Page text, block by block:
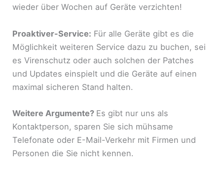
wieder über Wochen auf Geräte verzichten!
Proaktiver-Service: Für alle Geräte gibt es die
Möglichkeit weiteren Service dazu zu buchen, sei
es Virenschutz oder auch solchen der Patches
und Updates einspielt und die Geräte auf einen
maximal sicheren Stand halten.
Weitere Argumente? Es gibt nur uns als
Kontaktperson, sparen Sie sich mühsame
Telefonate oder E-Mail-Verkehr mit Firmen und
Personen die Sie nicht kennen.